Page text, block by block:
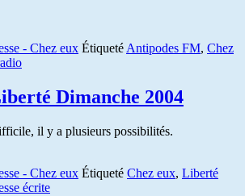
- Chez eux Étiqueté Antipodes FM, Chez
Dimanche 2004
il y a plusieurs possibilités.
- Chez eux Étiqueté Chez eux, Liberté
écrite